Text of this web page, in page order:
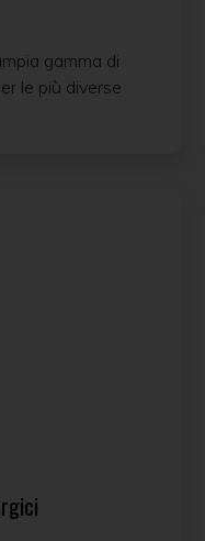
gamma di
le più diverse